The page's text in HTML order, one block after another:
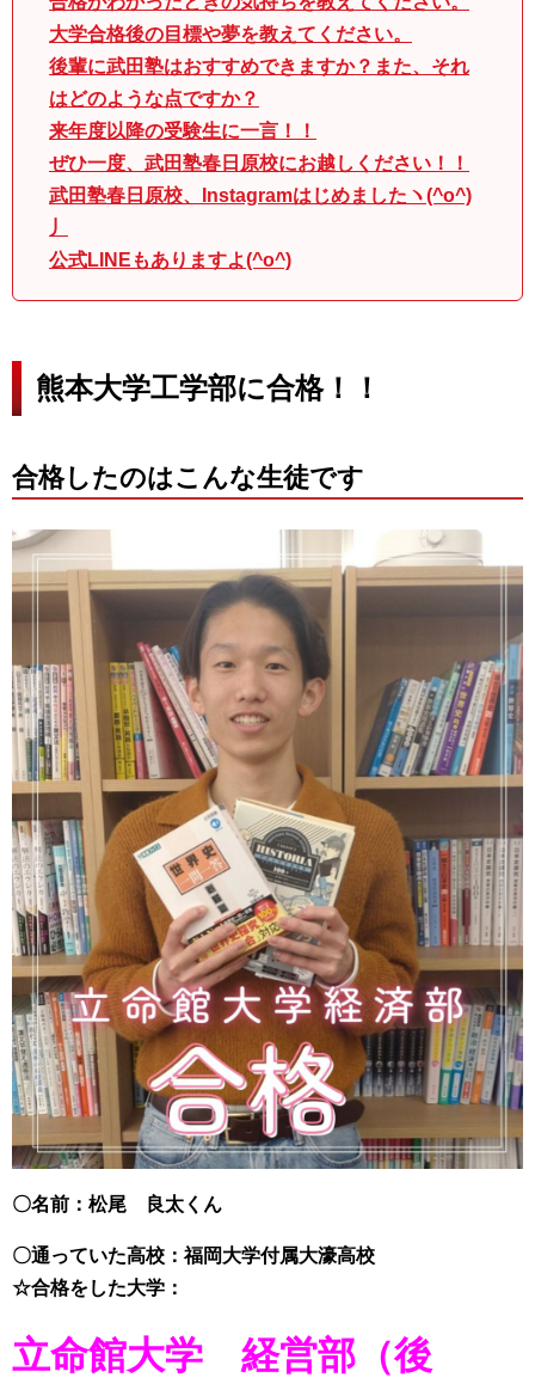
大学合格後の目標や夢を教えてください。
後輩に武田塾はおすすめできますか？また、それ
はどのような点ですか？
来年度以降の受験生に一言！！
ぜひ一度、武田塾春日原校にお越しください！！
武田塾春日原校、Instagramはじめましたヽ(^o^)
丿
公式LINEもありますよ(^o^)
熊本大学工学部に合格！！
合格したのはこんな生徒です
〇名前：松尾 良太くん
〇通っていた高校：福岡大学付属大濠高校
☆合格をした大学：
立命館大学 経営部（後